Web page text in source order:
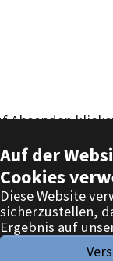
Auf der
Cookies
Diese Website
sicherzustellen,
Ergebnis auf
Absenden